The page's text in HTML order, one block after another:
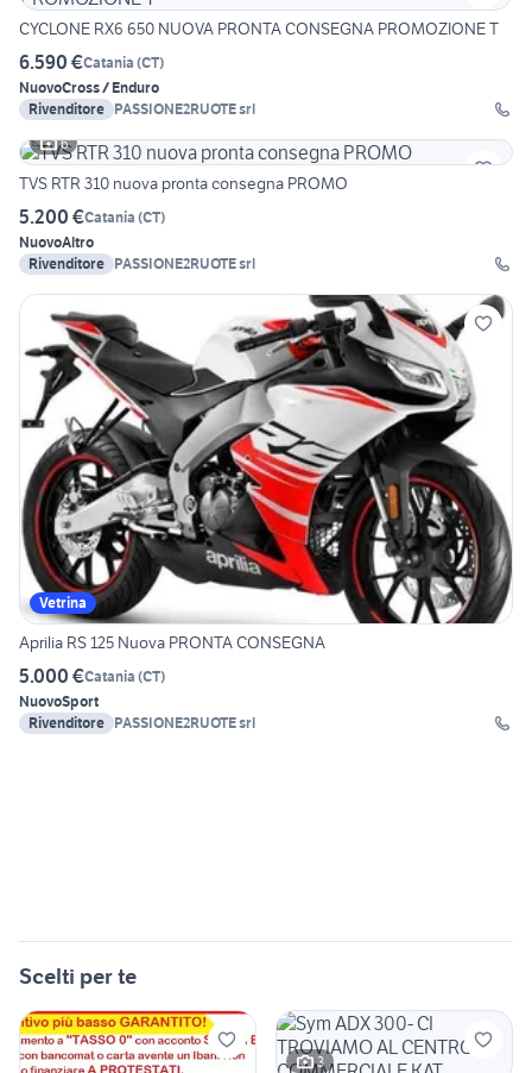
CYCLONE RX6 650 NUOVA PRONTA CONSEGNA PROMOZIONE T
6.590 €Catania (CT)
NuovoCross / Enduro
Rivenditore PASSIONE2RUOTE srl
6
TVS RTR 310 nuova pronta consegna PROMO
5.200 €Catania (CT)
NuovoAltro
Rivenditore PASSIONE2RUOTE srl
Vetrina
Aprilia RS 125 Nuova PRONTA CONSEGNA
5.000 €Catania (CT)
NuovoSport
Rivenditore PASSIONE2RUOTE srl
Scelti per te
3